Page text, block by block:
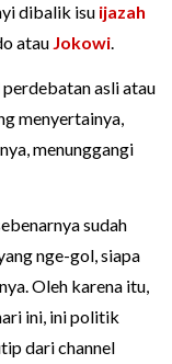
dibalik isu ijazah
atau Jokowi.
asli atau
menyertainya,
menunggangi
sudah
nge-gol, siapa
Oleh karena itu,
ini, ini politik
dari channel